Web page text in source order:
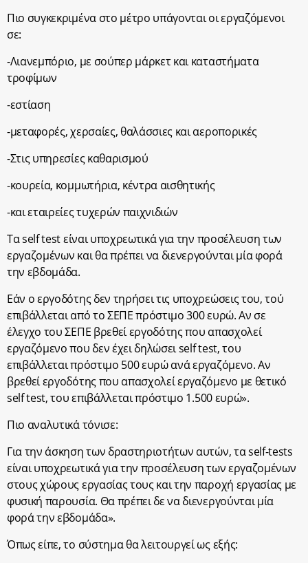
Πιο συγκεκριμένα στο μέτρο υπάγονται οι εργαζόμενοι
σε:
-Λιανεμπόριο, με σούπερ μάρκετ και καταστήματα
τροφίμων
-εστίαση
-μεταφορές, χερσαίες, θαλάσσιες και αεροπορικές
-Στις υπηρεσίες καθαρισμού
-κουρεία, κομμωτήρια, κέντρα αισθητικής
-και εταιρείες τυχερών παιχνιδιών
Τα self test είναι υποχρεωτικά για την προσέλευση των
εργαζομένων και θα πρέπει να διενεργούνται μία φορά
την εβδομάδα.
Εάν ο εργοδότης δεν τηρήσει τις υποχρεώσεις του, τού
επιβάλλεται από το ΣΕΠΕ πρόστιμο 300 ευρώ. Αν σε
έλεγχο του ΣΕΠΕ βρεθεί εργοδότης που απασχολεί
εργαζόμενο που δεν έχει δηλώσει self test, του
επιβάλλεται πρόστιμο 500 ευρώ ανά εργαζόμενο. Αν
βρεθεί εργοδότης που απασχολεί εργαζόμενο με θετικό
self test, του επιβάλλεται πρόστιμο 1.500 ευρώ».
Πιο αναλυτικά τόνισε:
Για την άσκηση των δραστηριοτήτων αυτών, τα self-tests
είναι υποχρεωτικά για την προσέλευση των εργαζομένων
στους χώρους εργασίας τους και την παροχή εργασίας με
φυσική παρουσία. Θα πρέπει δε να διενεργούνται μία
φορά την εβδομάδα».
Όπως είπε, το σύστημα θα λειτουργεί ως εξής: